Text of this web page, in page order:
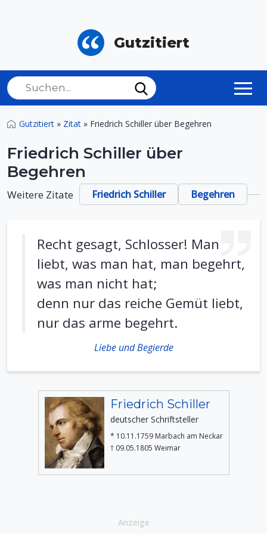
Gutzitiert
Gutzitiert » Zitat » Friedrich Schiller über Begehren
Friedrich Schiller über
Begehren
Weitere Zitate Friedrich Schiller Begehren
Recht gesagt, Schlosser! Man
liebt, was man hat, man begehrt,
was man nicht hat;
denn nur das reiche Gemüt liebt,
nur das arme begehrt.
Liebe und Begierde
Friedrich Schiller
deutscher Schriftsteller
* 10.11.1759 Marbach am Neckar
† 09.05.1805 Weimar
Anzeige